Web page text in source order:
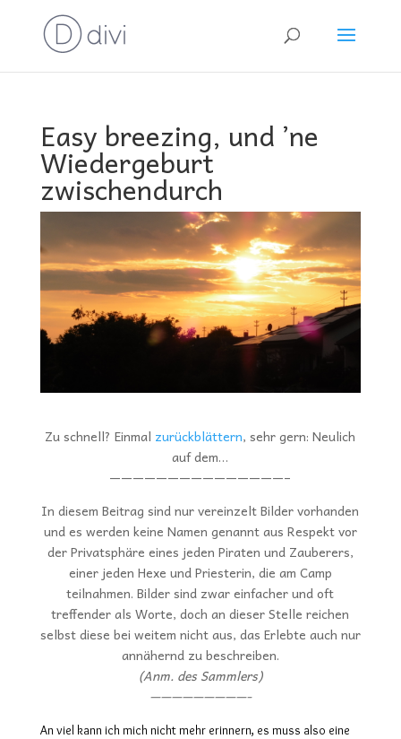
Easy breezing, und ’ne
Wiedergeburt
zwischendurch
Zu schnell? Einmal zurückblättern, sehr gern: Neulich
auf dem…
———————————————–
In diesem Beitrag sind nur vereinzelt Bilder vorhanden
und es werden keine Namen genannt aus Respekt vor
der Privatsphäre eines jeden Piraten und Zauberers,
einer jeden Hexe und Priesterin, die am Camp
teilnahmen. Bilder sind zwar einfacher und oft
treffender als Worte, doch an dieser Stelle reichen
selbst diese bei weitem nicht aus, das Erlebte auch nur
annähernd zu beschreiben.
(Anm. des Sammlers)
—————————-
An viel kann ich mich nicht mehr erinnern, es muss also eine